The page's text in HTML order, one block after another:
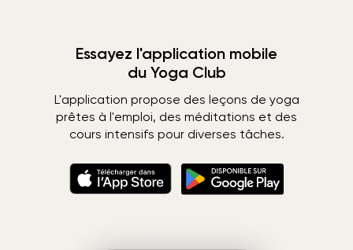
Essayez l'application mobile
du Yoga Club
L'application propose des leçons de yoga
prêtes à l'emploi, des méditations et des
cours intensifs pour diverses tâches.